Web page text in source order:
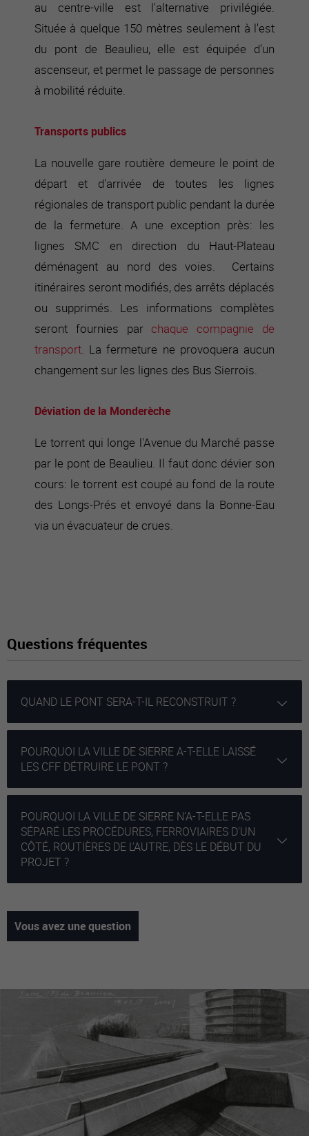
au centre-ville est l'alternative privilégiée.
Située à quelque 150 mètres seulement à l'est
du pont de Beaulieu, elle est équipée d'un
ascenseur, et permet le passage de personnes
à mobilité réduite.
Transports publics
La nouvelle gare routière demeure le point de
départ et d'arrivée de toutes les lignes
régionales de transport public pendant la durée
de la fermeture. A une exception près: les
lignes SMC en direction du Haut-Plateau
déménagent au nord des voies. Certains
itinéraires seront modifiés, des arrêts déplacés
ou supprimés. Les informations complètes
seront fournies par chaque compagnie de
transport. La fermeture ne provoquera aucun
changement sur les lignes des Bus Sierrois.
Déviation de la Monderèche
Le torrent qui longe l'Avenue du Marché passe
par le pont de Beaulieu. Il faut donc dévier son
cours: le torrent est coupé au fond de la route
des Longs-Prés et envoyé dans la Bonne-Eau
via un évacuateur de crues.
Questions fréquentes
QUAND LE PONT SERA-T-IL RECONSTRUIT ?
POURQUOI LA VILLE DE SIERRE A-T-ELLE LAISSÉ
LES CFF DÉTRUIRE LE PONT ?
POURQUOI LA VILLE DE SIERRE N’A-T-ELLE PAS
SÉPARÉ LES PROCÉDURES, FERROVIAIRES D’UN
CÔTÉ, ROUTIÈRES DE L’AUTRE, DÈS LE DÉBUT DU
PROJET ?
Vous avez une question
Telefon
E-Mail-Adresse